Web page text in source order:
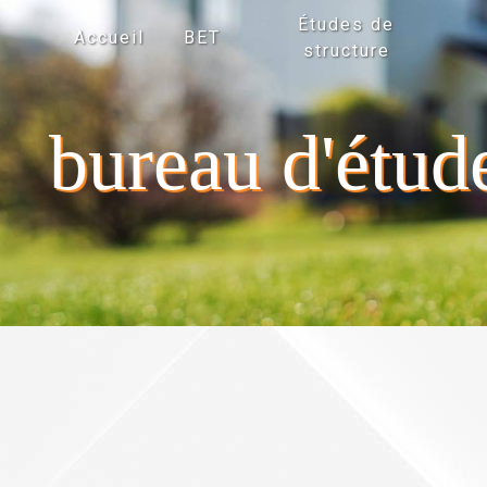
Panneau de gestion des cookies
Accueil BET
Études de
structure
bureau